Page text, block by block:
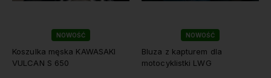
NOWOŚĆ
Koszulka męska KAWASAKI
VULCAN S 650
NOWOŚĆ
Bluza z kapturem dla
motocyklistki LWG